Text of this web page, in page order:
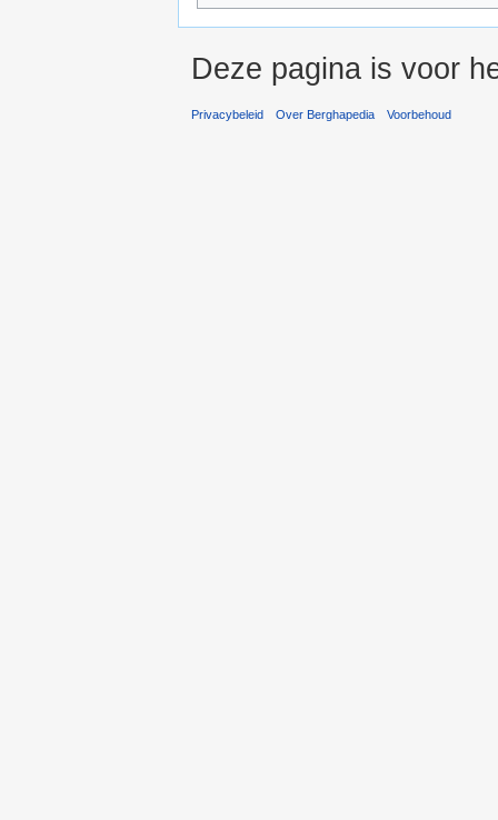
Deze pagina is voor
Privacybeleid Over Berghapedia Voorbehoud